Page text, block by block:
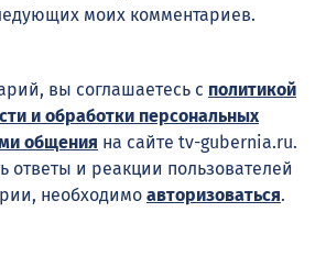
моих комментариев.
вы соглашаетесь с политикой
и обработки персональных
общения на сайте tv-gubernia.ru.
ответы и реакции пользователей
необходимо авторизоваться.